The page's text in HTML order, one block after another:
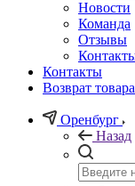
Новости
Команда
Отзывы
Контакты
Возврат товара
Оренбург
Назад